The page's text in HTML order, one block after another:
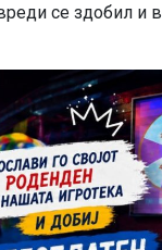
се здобил и